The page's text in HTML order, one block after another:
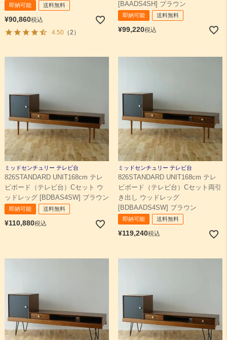
即納可能 送料無料
¥90,860税込
4.50（2）
[BAADS4SH] ブラウン
即納可能 送料無料
¥99,220税込
ミッドセンチュリー テレビ台
826STANDARD UNIT168cm テレ
ビボード（テレビ台）Cセット ウ
ッドレッグ [BDBAS4SW] ブラウン
即納可能 送料無料
¥110,880税込
ミッドセンチュリー テレビ台
826STANDARD UNIT168cm テレ
ビボード（テレビ台）Cセット両引
き出し ウッドレッグ
[BDBAADS4SW] ブラウン
即納可能 送料無料
¥119,240税込